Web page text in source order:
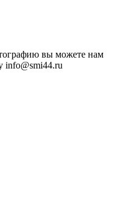
вы можете нам
info@smi44.ru